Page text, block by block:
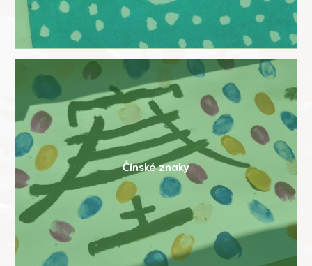
Čínské znaky